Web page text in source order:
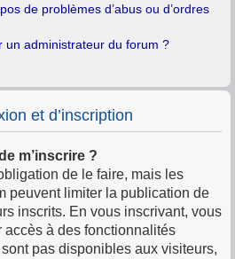
de problèmes d’abus ou d’ordres
un administrateur du forum ?
et d’inscription
m’inscrire ?
de le faire, mais les
peuvent limiter la publication de
inscrits. En vous inscrivant, vous
à des fonctionnalités
pas disponibles aux visiteurs,